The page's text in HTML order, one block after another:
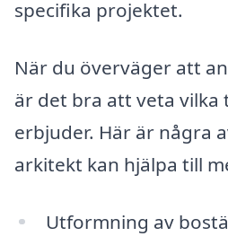
specifika projektet.
När du överväger att
är det bra att veta vilka
erbjuder. Här är några
arkitekt kan hjälpa till
Utformning av